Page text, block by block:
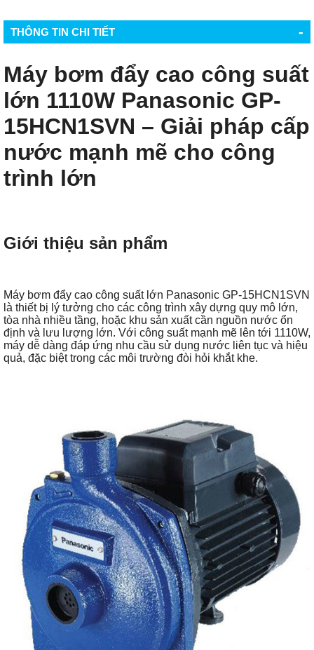
THÔNG TIN CHI TIẾT -
Máy bơm đẩy cao công suất
lớn 1110W Panasonic GP-
15HCN1SVN – Giải pháp cấp
nước mạnh mẽ cho công
trình lớn
Giới thiệu sản phẩm
Máy bơm đẩy cao công suất lớn Panasonic GP-15HCN1SVN
là thiết bị lý tưởng cho các công trình xây dựng quy mô lớn,
tòa nhà nhiều tầng, hoặc khu sản xuất cần nguồn nước ổn
định và lưu lượng lớn. Với công suất mạnh mẽ lên tới 1110W,
máy dễ dàng đáp ứng nhu cầu sử dụng nước liên tục và hiệu
quả, đặc biệt trong các môi trường đòi hỏi khắt khe.